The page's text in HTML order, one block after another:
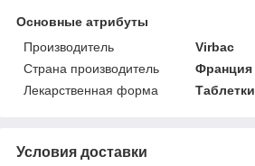
Основные атрибуты
Производитель
Virbac
Страна производитель
Франция
Лекарственная форма
Таблетки
Условия доставки